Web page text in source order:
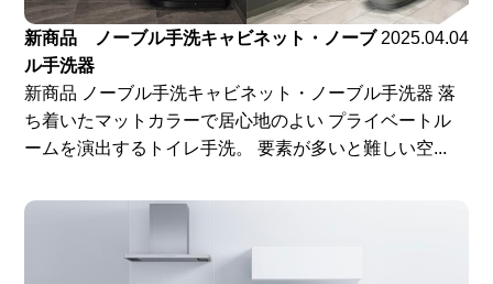
新商品 ノーブル手洗キャビネット・ノーブ
ル手洗器
2025.04.04
新商品 ノーブル手洗キャビネット・ノーブル手洗器 落
ち着いたマットカラーで居心地のよい プライベートル
ームを演出するトイレ手洗。 要素が多いと難しい空...